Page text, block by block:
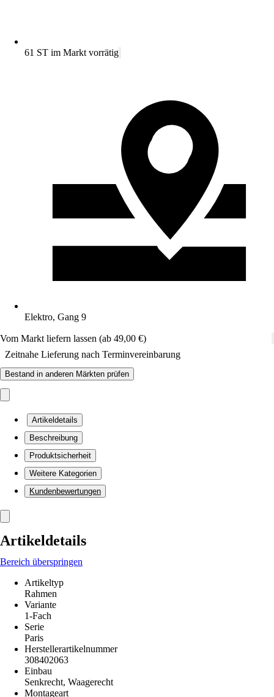
61 ST im Markt vorrätig
Elektro, Gang 9
Vom Markt liefern lassen (ab 49,00 €)
Zeitnahe Lieferung nach Terminvereinbarung
Bestand in anderen Märkten prüfen
Artikeldetails
Beschreibung
Produktsicherheit
Weitere Kategorien
Kundenbewertungen
Artikeldetails
Bereich überspringen
Artikeltyp
Rahmen
Variante
1-Fach
Serie
Paris
Herstellerartikelnummer
308402063
Einbau
Senkrecht, Waagerecht
Montageart